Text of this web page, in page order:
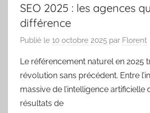
SEO 2025 : les agences
différence
Publié le 10 octobre 2025 par Florent
Le référencement naturel en 2025
révolution sans précédent. Entre
massive de l’intelligence artificielle
résultats de